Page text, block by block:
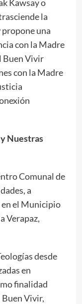
Kawsay o
la
una
con la Madre
Buen Vivir
con la Madre
Nuestras
Comunal de
a
en el Municipio
Verapaz,
desde
en
finalidad
Vivir,